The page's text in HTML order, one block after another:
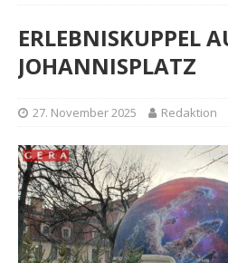
ERLEBNISKUPPEL
JOHANNISPLATZ
27. November 2025 Redaktion